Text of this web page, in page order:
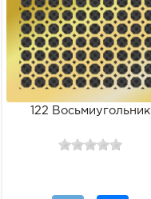
122 Восьмиугольник